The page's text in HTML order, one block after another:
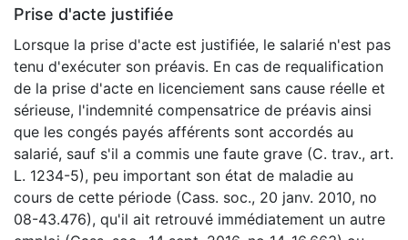
Prise d'acte justifiée
Lorsque la prise d'acte est justifiée, le salarié n'est pas
tenu d'exécuter son préavis. En cas de requalification
de la prise d'acte en licenciement sans cause réelle et
sérieuse, l'indemnité compensatrice de préavis ainsi
que les congés payés afférents sont accordés au
salarié, sauf s'il a commis une faute grave (C. trav., art.
L. 1234-5), peu important son état de maladie au
cours de cette période (Cass. soc., 20 janv. 2010, no
08-43.476), qu'il ait retrouvé immédiatement un autre